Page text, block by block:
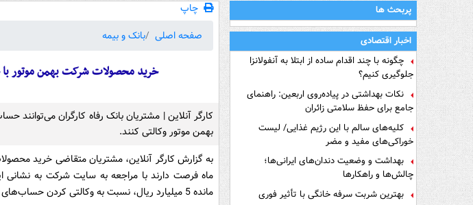
پربحث ها
اخبار اقتصادی
چگونه با چند اقدام ساده از ابتلا به آنفولانزا
جلوگیری کنیم؟
نکات بهداشتی در پیاده‌روی اربعین: راهنمای
جامع برای حفظ سلامتی زائران
کلیه‌های سالم با این رژیم غذایی/ لیست
خوراکی‌های مفید و مضر
بهداشت و وضعیت دندان‌های ایرانی‌ها؛
چالش‌ها و راهکارها
بهترین شربت سرفه خانگی با تأثیر فوری
چاپ
صفحه اصلی
بانک و بیمه
خرید محصولات شرکت بهمن موتور با
کارگر آنلاین | مشتریان بانک رفاه کارگران
بهمن موتور وکالتی کنند.
مانده 5 میلیارد ریال، نسبت به وکالتی کردن حساب‌های خود اقدام و در این طرح شرکت کنند.